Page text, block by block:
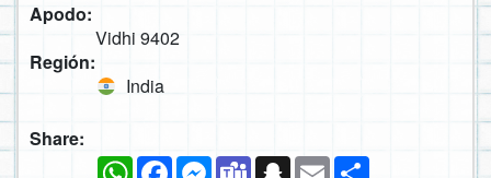
Apodo:
Vidhi 9402
Región:
India
Share:
WhatsAppFacebookMessenger
TeamsSnapchat
Email